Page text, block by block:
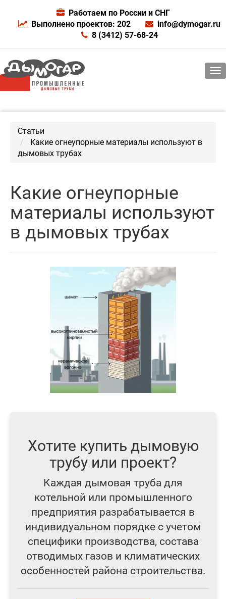
Работаем по России и СНГ
Выполнено проектов: 202
info@dymogar.ru
8 (3412) 57-68-24
Статьи
Какие огнеупорные материалы используют в
дымовых трубах
Какие огнеупорные
материалы используют
в дымовых трубах
Хотите купить дымовую
трубу или проект?
Каждая дымовая труба для
котельной или промышленного
предприятия разрабатывается в
индивидуальном порядке с учетом
специфики производства, состава
отводимых газов и климатических
особенностей района строительства.